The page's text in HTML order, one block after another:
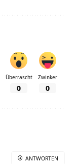
Überrascht
0
Zwinker
0
ANTWORTEN